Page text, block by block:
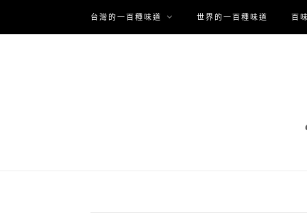
台灣的一百種味道 世界的一百種味道 百